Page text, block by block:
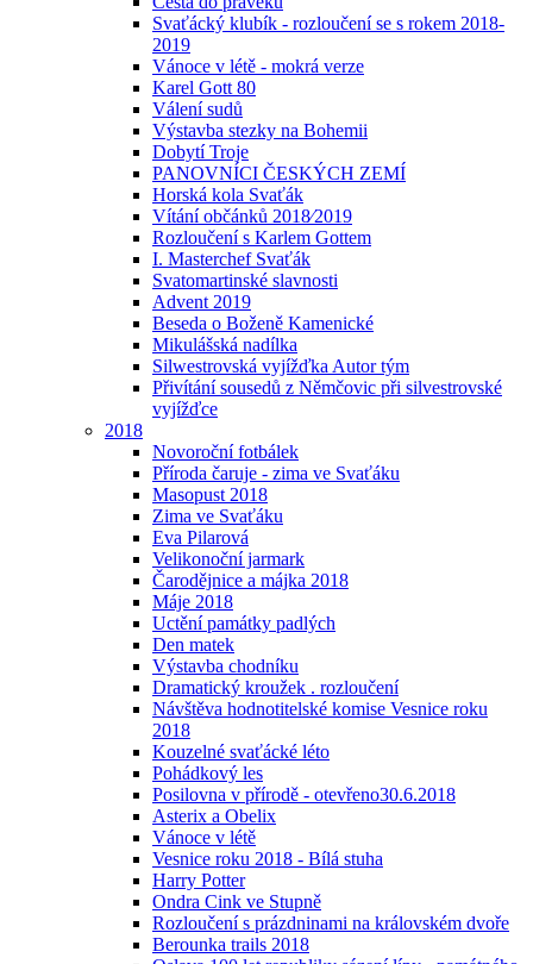
Svaťácký klubík - rozloučení se s rokem 2018-
2019
Vánoce v létě - mokrá verze
Karel Gott 80
Válení sudů
Výstavba stezky na Bohemii
Dobytí Troje
PANOVNÍCI ČESKÝCH ZEMÍ
Horská kola Svaťák
Vítání občánků 2018⁄2019
Rozloučení s Karlem Gottem
I. Masterchef Svaťák
Svatomartinské slavnosti
Advent 2019
Beseda o Boženě Kamenické
Mikulášská nadílka
Silwestrovská vyjížďka Autor tým
Přivítání sousedů z Němčovic při silvestrovské
vyjížďce
2018
Novoroční fotbálek
Příroda čaruje - zima ve Svaťáku
Masopust 2018
Zima ve Svaťáku
Eva Pilarová
Velikonoční jarmark
Čarodějnice a májka 2018
Máje 2018
Uctění památky padlých
Den matek
Výstavba chodníku
Dramatický kroužek . rozloučení
Návštěva hodnotitelské komise Vesnice roku
2018
Kouzelné svaťácké léto
Pohádkový les
Posilovna v přírodě - otevřeno30.6.2018
Asterix a Obelix
Vánoce v létě
Vesnice roku 2018 - Bílá stuha
Harry Potter
Ondra Cink ve Stupně
Rozloučení s prázdninami na královském dvoře
Berounka trails 2018